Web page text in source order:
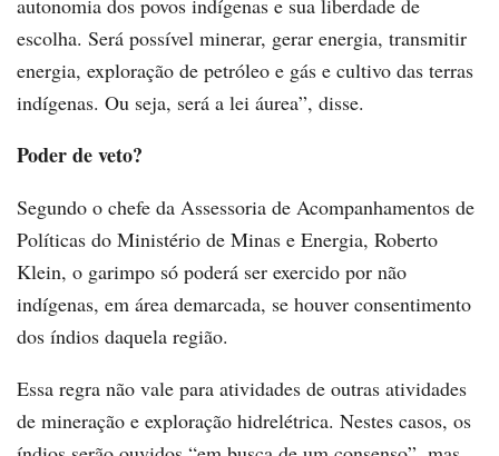
autonomia dos povos indígenas e sua liberdade de
escolha. Será possível minerar, gerar energia, transmitir
energia, exploração de petróleo e gás e cultivo das terras
indígenas. Ou seja, será a lei áurea”, disse.
Poder de veto?
Segundo o chefe da Assessoria de Acompanhamentos de
Políticas do Ministério de Minas e Energia, Roberto
Klein, o garimpo só poderá ser exercido por não
indígenas, em área demarcada, se houver consentimento
dos índios daquela região.
Essa regra não vale para atividades de outras atividades
de mineração e exploração hidrelétrica. Nestes casos, os